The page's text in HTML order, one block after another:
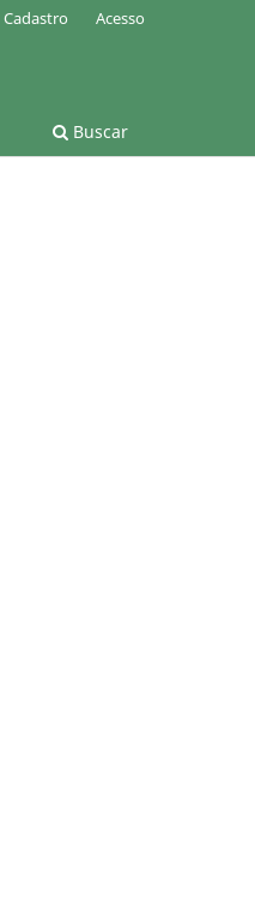
Buscar
Cadastro Acesso